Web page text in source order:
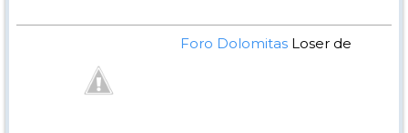
Foro DolomitasLoser de